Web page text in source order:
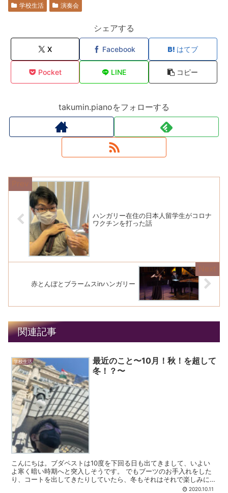
学校生活 演奏会
シェアする
X Facebook はてブ
Pocket LINE コピー
takumin.pianoをフォローする
ハンガリー在住の日本人留学生がコロナ
ワクチンを打った話
赤とんぼとブラームスinハンガリー
関連記事
学校生活
最近のこと〜10月！秋！を超して
冬！？〜
こんにちは。ブダペストは10度を下回る日も出てきまして、いよい
よ寒く暗い時期へと突入しそうです。 でもブーツのお手入れをした
り、コートを出してきたりしていたら、冬もそれはそれで楽しみにな
2020.10.11